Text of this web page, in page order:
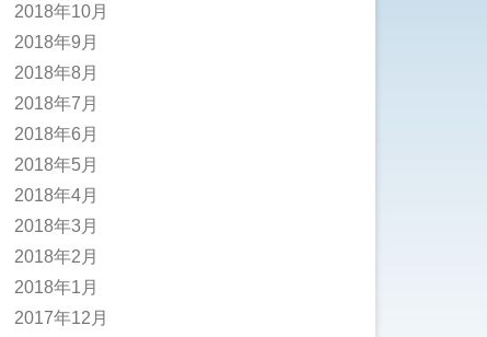
2018年10月
2018年9月
2018年8月
2018年7月
2018年6月
2018年5月
2018年4月
2018年3月
2018年2月
2018年1月
2017年12月